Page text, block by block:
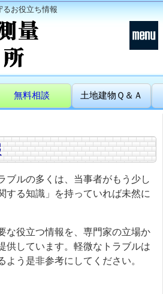
るお役立ち情報
無料相談 土地建物Ｑ＆Ａ
ブルの多くは、当事者がもう少し
する知識」を持っていれば未然に
な役立つ情報を、専門家の立場か
供しています。軽微なトラブルは
よう是非参考にしてください。